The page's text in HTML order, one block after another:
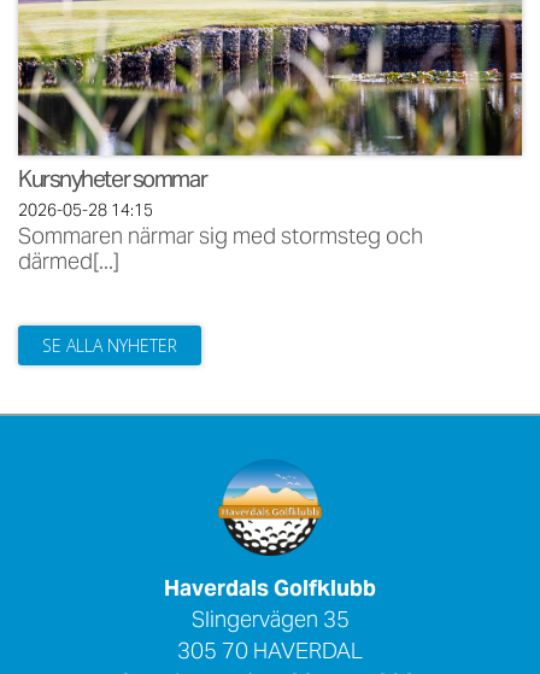
Kursnyheter sommar
2026-05-2814:15
Sommaren närmar sig med stormsteg och
därmed[...]
SE ALLA NYHETER
Haverdals Golfklubb
Slingervägen 35
305 70 HAVERDAL